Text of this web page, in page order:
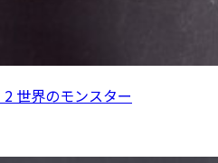
2 世界のモンスター